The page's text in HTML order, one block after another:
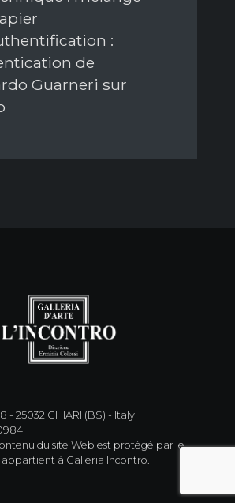
:
de
Guarneri sur
- 25032 CHIARI (BS) - Italy
du site Web est protégé par le
à Galleria Incontro.